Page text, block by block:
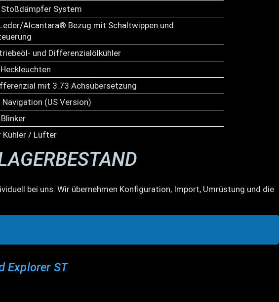
Stoßdämpfer System
Alcantara® Bezug mit Schaltwippen und
und Differenzialölkühler
mit 3.73 Achsübersetzung
(US Version)
Kühler / Lüfter
bei uns. Wir übernehmen Konfiguration, Import, Umrüstung und die
Explorer ST